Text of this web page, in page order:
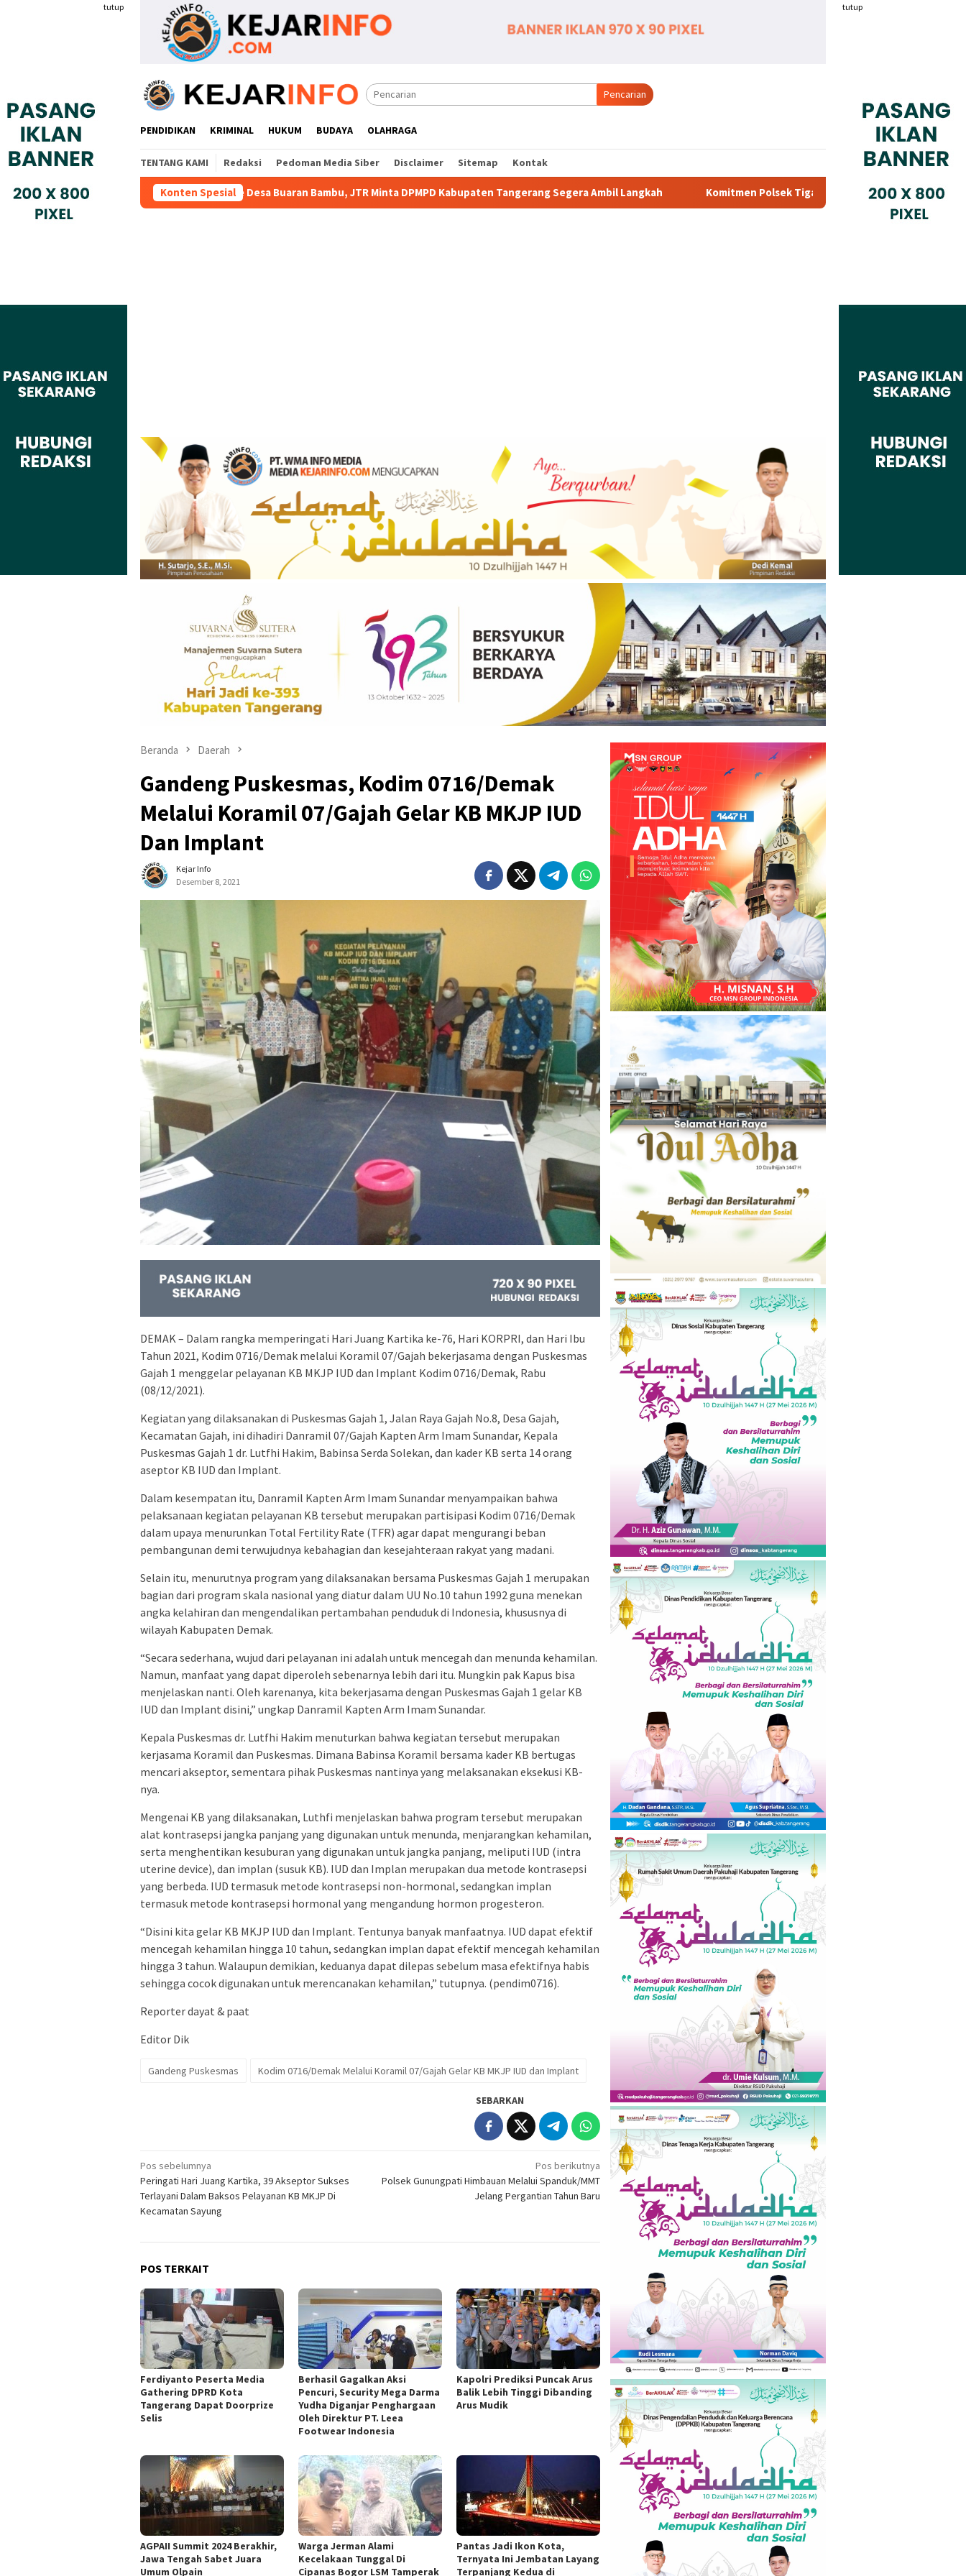
tutup tutup
Pencarian
PENDIDIKAN KRIMINAL HUKUM BUDAYA OLAHRAGA
TENTANG KAMI Redaksi Pedoman Media Siber Disclaimer Sitemap Kontak
Konten Spesial
Dugaan Nepotisme Desa Buaran Bambu, JTR Minta DPMPD Kabupaten Tangerang Segera Ambil Langkah Komitmen Polsek Tigaraksa Tindak Tegas Peredaran Obat Ilegal, Dua Pelaku
Beranda Daerah
Gandeng Puskesmas, Kodim 0716/Demak
Melalui Koramil 07/Gajah Gelar KB MKJP IUD
Dan Implant
Kejar Info
Desember 8, 2021
DEMAK – Dalam rangka memperingati Hari Juang Kartika ke-76, Hari KORPRI, dan Hari Ibu
Tahun 2021, Kodim 0716/Demak melalui Koramil 07/Gajah bekerjasama dengan Puskesmas
Gajah 1 menggelar pelayanan KB MKJP IUD dan Implant Kodim 0716/Demak, Rabu
(08/12/2021).
Kegiatan yang dilaksanakan di Puskesmas Gajah 1, Jalan Raya Gajah No.8, Desa Gajah,
Kecamatan Gajah, ini dihadiri Danramil 07/Gajah Kapten Arm Imam Sunandar, Kepala
Puskesmas Gajah 1 dr. Lutfhi Hakim, Babinsa Serda Solekan, dan kader KB serta 14 orang
aseptor KB IUD dan Implant.
Dalam kesempatan itu, Danramil Kapten Arm Imam Sunandar menyampaikan bahwa
pelaksanaan kegiatan pelayanan KB tersebut merupakan partisipasi Kodim 0716/Demak
dalam upaya menurunkan Total Fertility Rate (TFR) agar dapat mengurangi beban
pembangunan demi terwujudnya kebahagian dan kesejahteraan rakyat yang madani.
Selain itu, menurutnya program yang dilaksanakan bersama Puskesmas Gajah 1 merupakan
bagian dari program skala nasional yang diatur dalam UU No.10 tahun 1992 guna menekan
angka kelahiran dan mengendalikan pertambahan penduduk di Indonesia, khususnya di
wilayah Kabupaten Demak.
“Secara sederhana, wujud dari pelayanan ini adalah untuk mencegah dan menunda kehamilan.
Namun, manfaat yang dapat diperoleh sebenarnya lebih dari itu. Mungkin pak Kapus bisa
menjelaskan nanti. Oleh karenanya, kita bekerjasama dengan Puskesmas Gajah 1 gelar KB
IUD dan Implant disini,” ungkap Danramil Kapten Arm Imam Sunandar.
Kepala Puskesmas dr. Lutfhi Hakim menuturkan bahwa kegiatan tersebut merupakan
kerjasama Koramil dan Puskesmas. Dimana Babinsa Koramil bersama kader KB bertugas
mencari akseptor, sementara pihak Puskesmas nantinya yang melaksanakan eksekusi KB-
nya.
Mengenai KB yang dilaksanakan, Luthfi menjelaskan bahwa program tersebut merupakan
alat kontrasepsi jangka panjang yang digunakan untuk menunda, menjarangkan kehamilan,
serta menghentikan kesuburan yang digunakan untuk jangka panjang, meliputi IUD (intra
uterine device), dan implan (susuk KB). IUD dan Implan merupakan dua metode kontrasepsi
yang berbeda. IUD termasuk metode kontrasepsi non-hormonal, sedangkan implan
termasuk metode kontrasepsi hormonal yang mengandung hormon progesteron.
“Disini kita gelar KB MKJP IUD dan Implant. Tentunya banyak manfaatnya. IUD dapat efektif
mencegah kehamilan hingga 10 tahun, sedangkan implan dapat efektif mencegah kehamilan
hingga 3 tahun. Walaupun demikian, keduanya dapat dilepas sebelum masa efektifnya habis
sehingga cocok digunakan untuk merencanakan kehamilan,” tutupnya. (pendim0716).
Reporter dayat & paat
Editor Dik
Gandeng Puskesmas Kodim 0716/Demak Melalui Koramil 07/Gajah Gelar KB MKJP IUD dan Implant
SEBARKAN
Navigasi
pos
Pos sebelumnya
Peringati Hari Juang Kartika, 39 Akseptor Sukses
Terlayani Dalam Baksos Pelayanan KB MKJP Di
Kecamatan Sayung
Pos berikutnya
Polsek Gunungpati Himbauan Melalui Spanduk/MMT
Jelang Pergantian Tahun Baru
POS TERKAIT
Ferdiyanto Peserta Media
Gathering DPRD Kota
Tangerang Dapat Doorprize
Selis
Berhasil Gagalkan Aksi
Pencuri, Security Mega Darma
Yudha Diganjar Penghargaan
Oleh Direktur PT. Leea
Footwear Indonesia
Kapolri Prediksi Puncak Arus
Balik Lebih Tinggi Dibanding
Arus Mudik
AGPAII Summit 2024 Berakhir,
Jawa Tengah Sabet Juara
Umum Olpain
Warga Jerman Alami
Kecelakaan Tunggal Di
Cipanas Bogor LSM Tamperak
Pantas Jadi Ikon Kota,
Ternyata Ini Jembatan Layang
Terpanjang Kedua di